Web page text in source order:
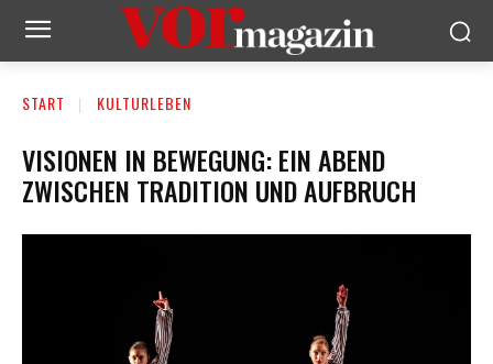
START KULTURLEBEN
VISIONEN IN BEWEGUNG: EIN ABEND
ZWISCHEN TRADITION UND AUFBRUCH